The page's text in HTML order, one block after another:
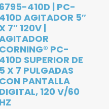
6795-410D | PC-
410D AGITADOR 5″
7″ 120V |
CORNING® PC-
410D SUPERIOR DE
5 X 7 PULGADAS
CON PANTALLA
DIGITAL, 120 V/60
HZ